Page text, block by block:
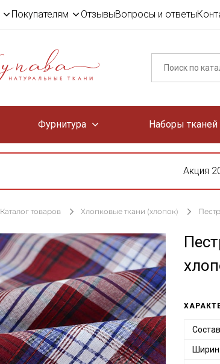
Покупателям ОтзывыВопросы и ответы
Фурнитура Наборы тканей
Акция
Каталог товаров Хлопковые ткани (хлопок)
Состав